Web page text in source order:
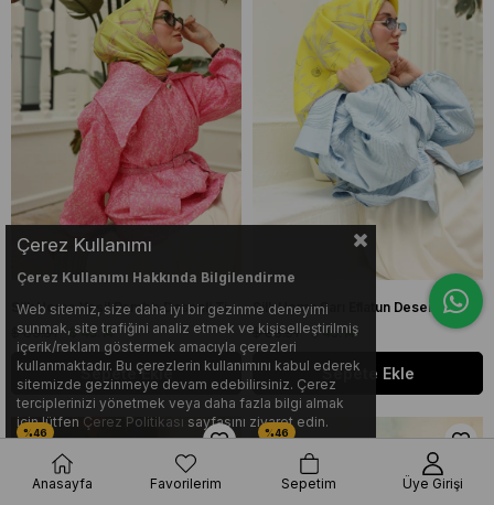
Silk Home Yeşil Pembe Desenli Tivil İpek Eşarp IST 11433 - 19
$ 45.14
$ 83.31
Sepete Ekle
Silk Home Sarı Eflatun Desenli Tivil İpek Eşarp IST 11433 - 34
$ 45.14
$ 83.31
Sepete Ekle
Çerez Kullanımı
Çerez Kullanımı Hakkında Bilgilendirme
Web sitemiz, size daha iyi bir gezinme deneyimi
sunmak, site trafiğini analiz etmek ve kişiselleştirilmiş
içerik/reklam göstermek amacıyla çerezleri
kullanmaktadır. Bu çerezlerin kullanımını kabul ederek
sitemizde gezinmeye devam edebilirsiniz. Çerez
terciplerinizi yönetmek veya daha fazla bilgi almak
için lütfen Çerez Politikası sayfasını ziyaret edin.
Anasayfa Favorilerim Sepetim Üye Girişi